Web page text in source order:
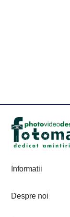
Informatii
Despre noi